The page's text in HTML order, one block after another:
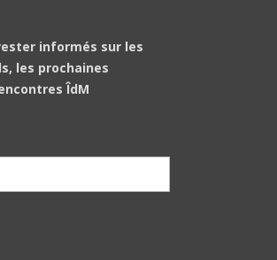
informés sur les
les prochaines
ÎdM